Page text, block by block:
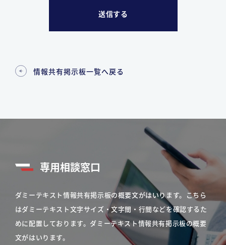
情報共有掲示板一覧へ戻る
専用相談窓口
ダミーテキスト情報共有掲示板の概要文がはいります。こちら
はダミーテキスト文字サイズ・文字間・行間などを確認するた
めに配置しております。ダミーテキスト情報共有掲示板の概要
文がはいります。